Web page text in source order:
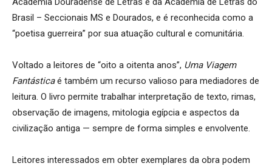
Brasil – Seccionais MS e Dourados, e é reconhecida como a
“poetisa guerreira” por sua atuação cultural e comunitária.
Voltado a leitores de “oito a oitenta anos”, Uma Viagem
Fantásticaé também um recurso valioso para mediadores de
leitura. O livro permite trabalhar interpretação de texto, rimas,
observação de imagens, mitologia egípcia e aspectos da
civilização antiga — sempre de forma simples e envolvente.
Leitores interessados em obter exemplares da obra podem